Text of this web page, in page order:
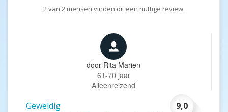
2van 2mensen vinden dit een nuttige review.
door Rita Marien
61-70 jaar
Alleenreizend
9,0
Geweldig